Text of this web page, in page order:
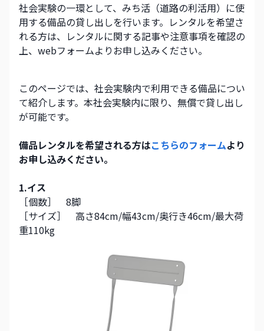
社会実験の一環として、みち活（道路の利活用）に使
用する備品の貸し出しを行います。レンタルを希望さ
れる方は、レンタルに関する記事や注意事項を確認の
上、webフォームよりお申し込みください。
このページでは、社会実験内で利用できる備品につい
て紹介します。本社会実験内に限り、無償で貸し出し
が可能です。
備品レンタルを希望される方はこちらのフォームより
お申し込みください。
1.イス
［個数］　8脚
［サイズ］　高さ84cm/幅43cm/奥行き46cm/最大荷
重110kg